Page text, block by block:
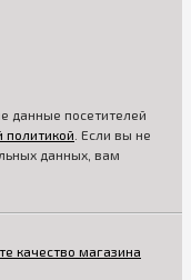
данные посетителей
политикой . Если вы не
данных, вам